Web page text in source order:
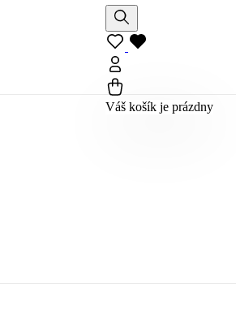
Váš košík je prázdny